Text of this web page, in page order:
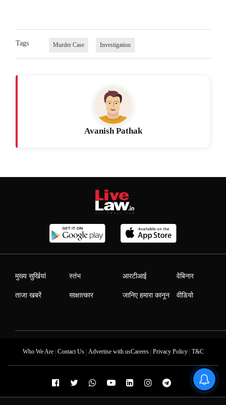
Tags Murder Case Investigation
Avanish Pathak
मुख्य सुर्खियां
ताजा खबरें
स्तंभ
साक्षात्कार
आरटीआई
जानिए हमारा कानून
वेबिनार
वीडियो
Who We Are| Contact Us| Advertise with usCareers| Privacy Policy| T&C